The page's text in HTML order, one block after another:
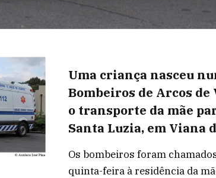
Uma criança nasceu
Bombeiros de Arcos
o transporte da mãe
Santa Luzia, em Viana
Os bombeiros foram
quinta-feira à residência da